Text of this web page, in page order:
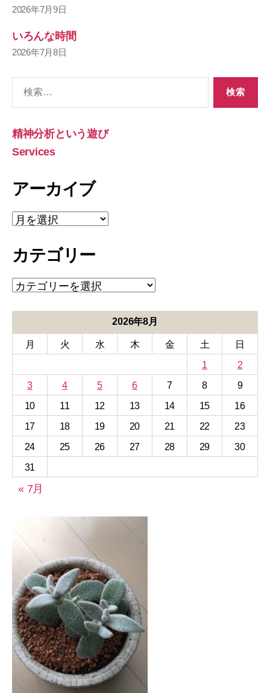
2026年7月9日
いろんな時間
2026年7月8日
象:
精神分析という遊び
Services
アーカイブ
ア
ー
イ
カテゴリー
カ
テ
ー
2026年8月
月 火 水 木 金 土
日
1
2
3
4 5 6 7 8
9
10
11 12 13 14 15
16
17
18 19 20 21 22
23
24
25 26 27 28 29
30
31
« 7月